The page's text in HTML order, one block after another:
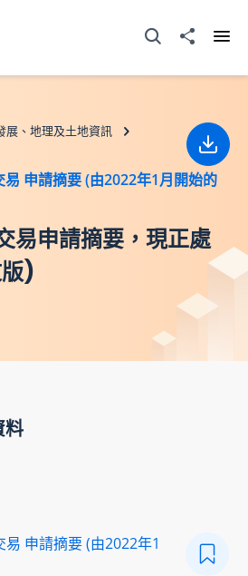
打開搜尋器分享至
展、地理及土地資訊
申請摘要 (由2022年1月開始的
易申請摘要，現正處
)
下載
料
申請摘要 (由2022年1